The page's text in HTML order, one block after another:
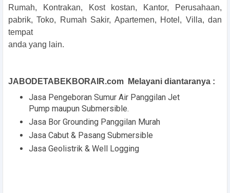
Rumah, Kontrakan, Kost kostan, Kantor, Perusahaan,
pabrik, Toko, Rumah Sakir, Apartemen, Hotel, Villa, dan
tempat
anda yang lain.
JABODETABEKBORAIR.com Melayani diantaranya :
Jasa Pengeboran Sumur Air Panggilan Jet
Pump maupun Submersible.
Jasa Bor Grounding Panggilan Murah
Jasa Cabut & Pasang Submersible
Jasa Geolistrik & Well Logging